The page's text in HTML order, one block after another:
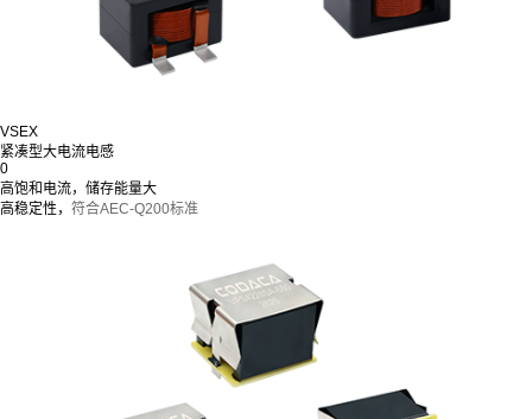
VSEX
紧凑型大电流电感
0
高饱和电流，储存能量大
高稳定性， 符合AEC-Q200标准